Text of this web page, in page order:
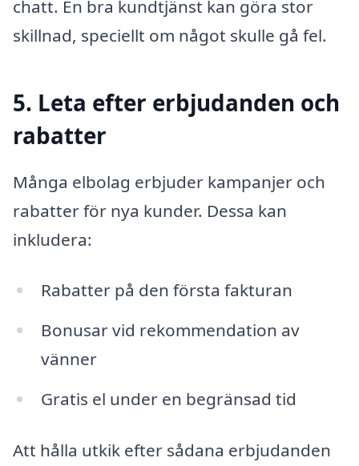
chatt. En bra kundtjänst kan göra stor
skillnad, speciellt om något skulle gå fel.
5. Leta efter erbjudanden och
rabatter
Många elbolag erbjuder kampanjer och
rabatter för nya kunder. Dessa kan
inkludera:
Rabatter på den första fakturan
Bonusar vid rekommendation av
vänner
Gratis el under en begränsad tid
Att hålla utkik efter sådana erbjudanden